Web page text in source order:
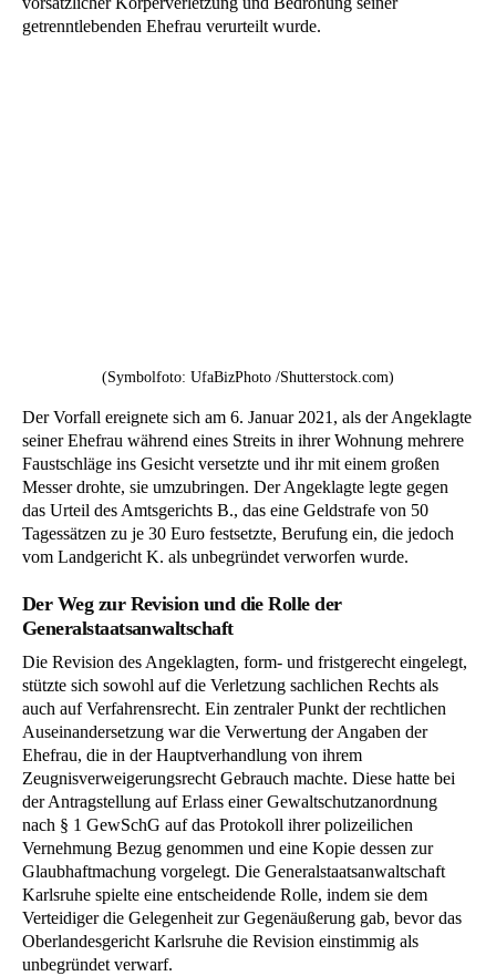
getrenntlebenden Ehefrau verurteilt wurde.
(Symbolfoto: UfaBizPhoto /Shutterstock.com)
Der Vorfall ereignete sich am 6. Januar 2021, als der Angeklagte
seiner Ehefrau während eines Streits in ihrer Wohnung mehrere
Faustschläge ins Gesicht versetzte und ihr mit einem großen
Messer drohte, sie umzubringen. Der Angeklagte legte gegen
das Urteil des Amtsgerichts B., das eine Geldstrafe von 50
Tagessätzen zu je 30 Euro festsetzte, Berufung ein, die jedoch
vom Landgericht K. als unbegründet verworfen wurde.
Der Weg zur Revision und die Rolle der
Generalstaatsanwaltschaft
Die Revision des Angeklagten, form- und fristgerecht eingelegt,
stützte sich sowohl auf die Verletzung sachlichen Rechts als
auch auf Verfahrensrecht. Ein zentraler Punkt der rechtlichen
Auseinandersetzung war die Verwertung der Angaben der
Ehefrau, die in der Hauptverhandlung von ihrem
Zeugnisverweigerungsrecht Gebrauch machte. Diese hatte bei
der Antragstellung auf Erlass einer Gewaltschutzanordnung
nach § 1 GewSchG auf das Protokoll ihrer polizeilichen
Vernehmung Bezug genommen und eine Kopie dessen zur
Glaubhaftmachung vorgelegt. Die Generalstaatsanwaltschaft
Karlsruhe spielte eine entscheidende Rolle, indem sie dem
Verteidiger die Gelegenheit zur Gegenäußerung gab, bevor das
Oberlandesgericht Karlsruhe die Revision einstimmig als
unbegründet verwarf.